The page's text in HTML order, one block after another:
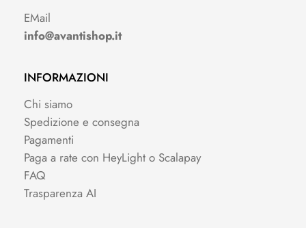
EMail
info@avantishop.it
INFORMAZIONI
Chi siamo
Spedizione e consegna
Pagamenti
Paga a rate con HeyLight o Scalapay
FAQ
Trasparenza AI